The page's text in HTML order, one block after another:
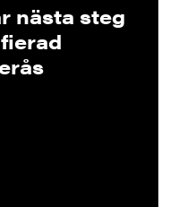
nästa steg